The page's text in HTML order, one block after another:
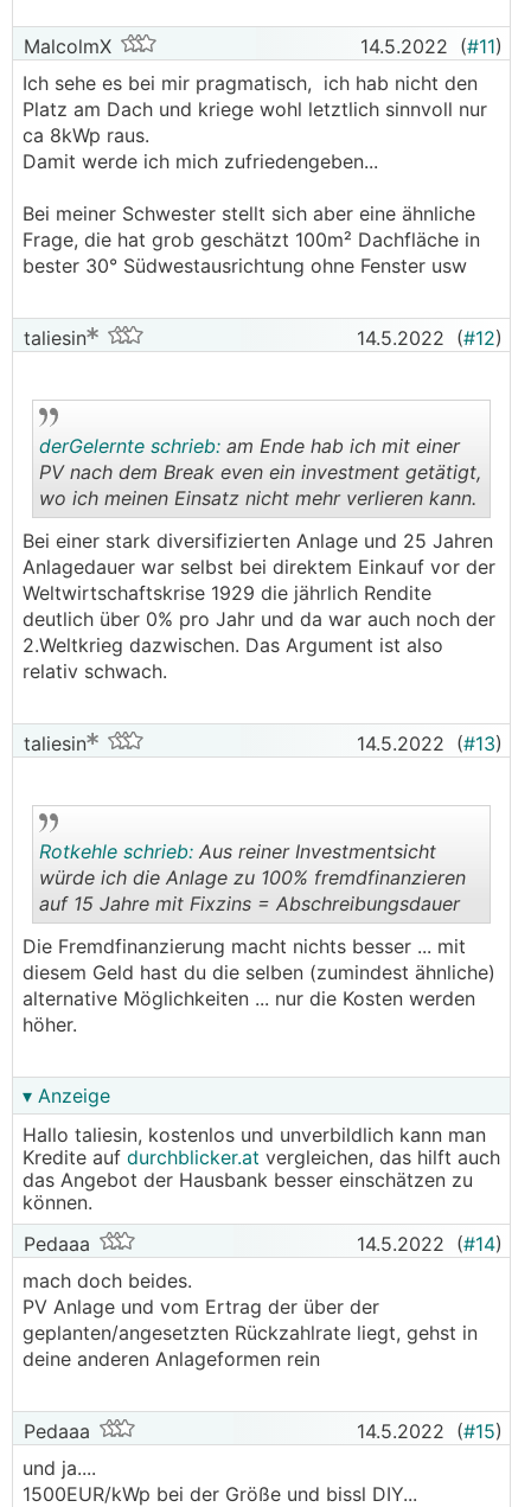
MalcolmX 14.5.2022 (#11)
Ich sehe es bei mir pragmatisch, ich hab nicht den
Platz am Dach und kriege wohl letztlich sinnvoll nur
ca 8kWp raus.
Damit werde ich mich zufriedengeben...
Bei meiner Schwester stellt sich aber eine ähnliche
Frage, die hat grob geschätzt 100m² Dachfläche in
bester 30° Südwestausrichtung ohne Fenster usw
taliesin 14.5.2022 (#12)
..
derGelernte schrieb: am Ende hab ich mit einer
PV nach dem Break even ein investment getätigt,
wo ich meinen Einsatz nicht mehr verlieren kann.
Bei einer stark diversifizierten Anlage und 25 Jahren
Anlagedauer war selbst bei direktem Einkauf vor der
Weltwirtschaftskrise 1929 die jährlich Rendite
deutlich über 0% pro Jahr und da war auch noch der
2.Weltkrieg dazwischen. Das Argument ist also
relativ schwach.
taliesin 14.5.2022 (#13)
..
Rotkehle schrieb: Aus reiner Investmentsicht
würde ich die Anlage zu 100% fremdfinanzieren
auf 15 Jahre mit Fixzins = Abschreibungsdauer
Die Fremdfinanzierung macht nichts besser ... mit
diesem Geld hast du die selben (zumindest ähnliche)
alternative Möglichkeiten ... nur die Kosten werden
höher.
▾ Anzeige
Hallo taliesin, kostenlos und unverbildlich kann man
Kredite auf durchblicker.at vergleichen, das hilft auch
das Angebot der Hausbank besser einschätzen zu
können.
Pedaaa
14.5.2022 (#14)
mach doch beides.
PV Anlage und vom Ertrag der über der
geplanten/angesetzten Rückzahlrate liegt, gehst in
deine anderen Anlageformen rein
Pedaaa 14.5.2022 (#15)
und ja....
1500EUR/kWp bei der Größe und bissl DIY...